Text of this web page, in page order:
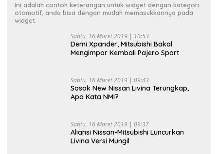
Ini adalah contoh keterangan untuk widget dengan kategori
otomotif, anda bisa dengan mudah memasukkannya pada
widget.
Sabtu, 16 Maret 2019 | 10:53
Demi Xpander, Mitsubishi Bakal
Mengimpor Kembali Pajero Sport
Sabtu, 16 Maret 2019 | 09:43
Sosok New Nissan Livina Terungkap,
Apa Kata NMI?
Sabtu, 16 Maret 2019 | 09:37
Aliansi Nissan-Mitsubishi Luncurkan
Livina Versi Mungil